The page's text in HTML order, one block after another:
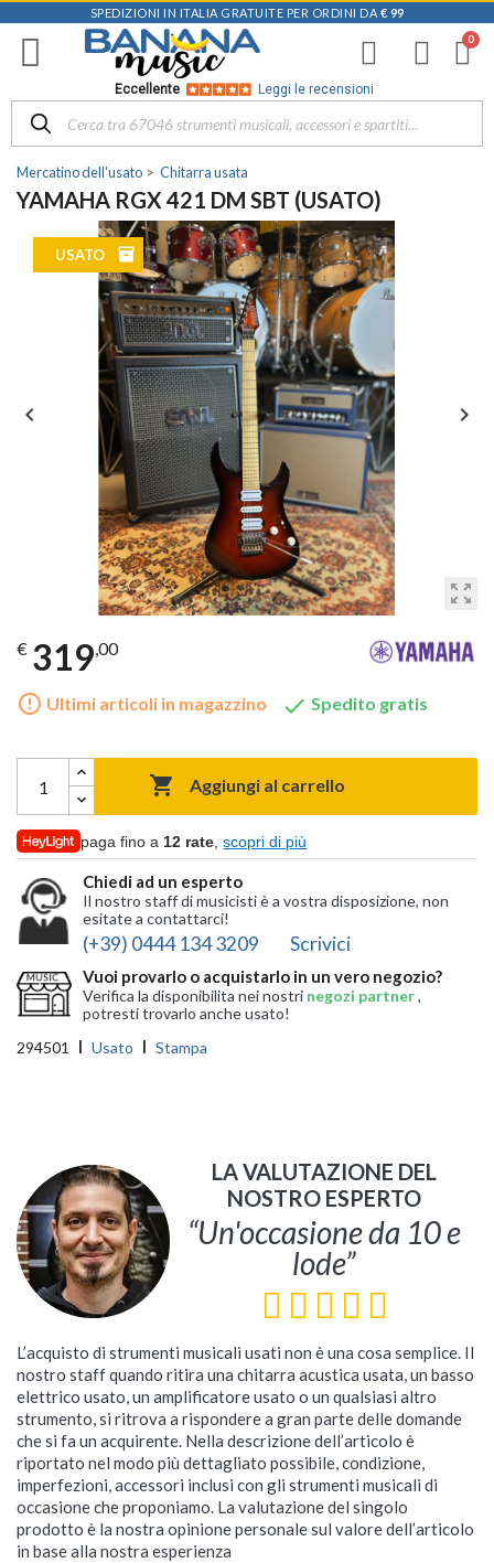
SPEDIZIONI IN ITALIA GRATUITE PER ORDINI DA € 99
Eccellente Leggi le recensioni
Mercatino dell'usato Chitarra usata
YAMAHA RGX 421 DM SBT (USATO)
USATO inventory
zoom_out_map
 
€ 319,00
error_outline Ultimi articoli in magazzino  Spedito gratis
 Aggiungi al carrello
paga fino a 12 rate ,scopri di più
Chiedi ad un esperto
Il nostro staff di musicisti è a vostra disposizione, non
esitate a contattarci!
(+39) 0444 134 3209 Scrivici
Vuoi provarlo o acquistarlo in un vero negozio?
Verifica la disponibilita nei nostri negozi partner,
potresti trovarlo anche usato!
294501
Usato Stampa
LA VALUTAZIONE DEL
NOSTRO ESPERTO
“Un'occasione da 10 e
lode”
L’acquisto di strumenti musicali usati non è una cosa semplice. Il
nostro staff quando ritira una chitarra acustica usata, un basso
elettrico usato, un amplificatore usato o un qualsiasi altro
strumento, si ritrova a rispondere a gran parte delle domande
che si fa un acquirente. Nella descrizione dell’articolo è
riportato nel modo più dettagliato possibile, condizione,
imperfezioni, accessori inclusi con gli strumenti musicali di
occasione che proponiamo. La valutazione del singolo
prodotto è la nostra opinione personale sul valore dell’articolo
in base alla nostra esperienza